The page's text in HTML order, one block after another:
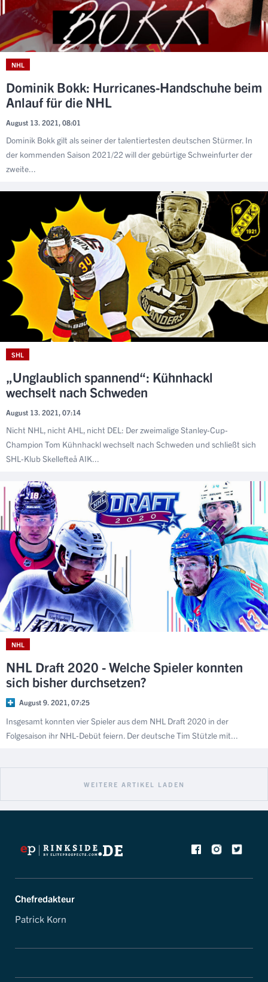
NHL
Dominik Bokk: Hurricanes-Handschuhe beim
Anlauf für die NHL
August 13. 2021, 08:01
Dominik Bokk gilt als seiner der talentiertesten deutschen Stürmer. In
der kommenden Saison 2021/22 will der gebürtige Schweinfurter der
zweite...
SHL
„Unglaublich spannend“: Kühnhackl
wechselt nach Schweden
August 13. 2021, 07:14
Nicht NHL, nicht AHL, nicht DEL: Der zweimalige Stanley-Cup-
Champion Tom Kühnhackl wechselt nach Schweden und schließt sich
SHL-Klub Skellefteå AIK...
NHL
NHL Draft 2020 - Welche Spieler konnten
sich bisher durchsetzen?
August 9. 2021, 07:25
Insgesamt konnten vier Spieler aus dem NHL Draft 2020 in der
Folgesaison ihr NHL-Debüt feiern. Der deutsche Tim Stützle mit...
WEITERE ARTIKEL LADEN
Chefredakteur
Patrick Korn